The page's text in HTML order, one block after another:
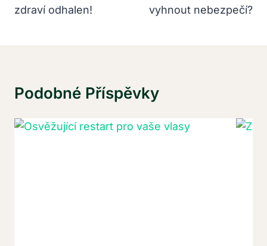
zdraví odhalen!
vyhnout nebezpečí?
Podobné Příspěvky